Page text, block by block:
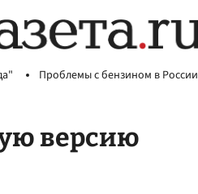
Проблемы с бензином в России
версию